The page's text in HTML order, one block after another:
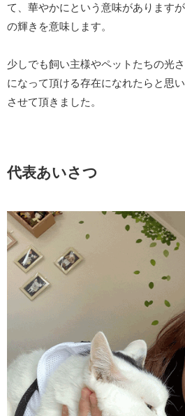
て、華やかにという意味があります
の輝きを意味します。
少しでも飼い主様やペットたちの光
になって頂ける存在になれたらと思
させて頂きました。
代表あいさつ